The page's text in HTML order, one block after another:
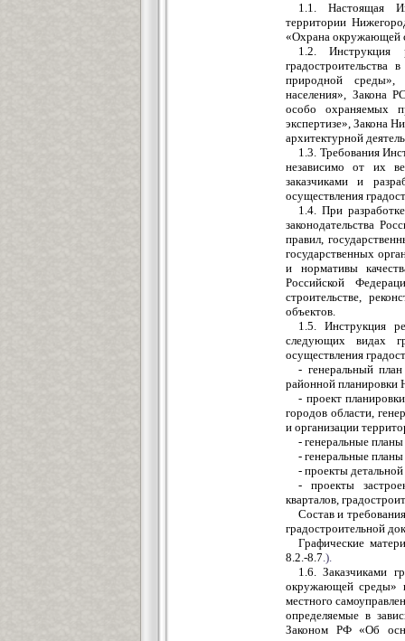
1.1. Настоящая
территории
«Охрана окружающей
1.2. Инструкция
природной среды»,
населения», Закона
особо охраняемых
экспертизе», Закона
архитектурной
1.3. Требования
независимо от их
заказчиками и
осуществления
1.4. При
законодательства
правил,
государственных
и нормативы
Российской
строительстве,
объектов.
1.5. Инструкция
следующих видах
осуществления
- генеральный
районной планировки
- проект
городов области,
и организации
- генеральные
- генеральные
- проекты
- проекты
кварталов,
Состав и
градостроительной
Графические
8.2.-8.7.).
1.6. Заказчиками
окружающей среды» в
местного
определяемые в
Законом РФ «Об